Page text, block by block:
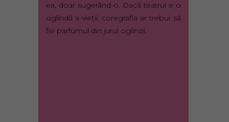
ea, doar sugerând-o. Dacă teatrul e o
oglindă a vieţii, coregrafia ar trebui să
fie parfumul din jurul oglinzii.